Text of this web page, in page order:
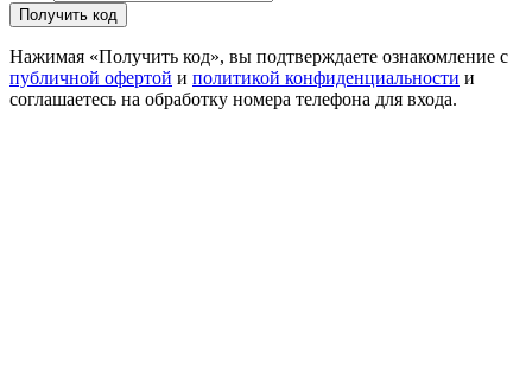
Получить код
Нажимая «Получить код», вы подтверждаете ознакомление с
публичной офертой и политикой конфиденциальности и
соглашаетесь на обработку номера телефона для входа.